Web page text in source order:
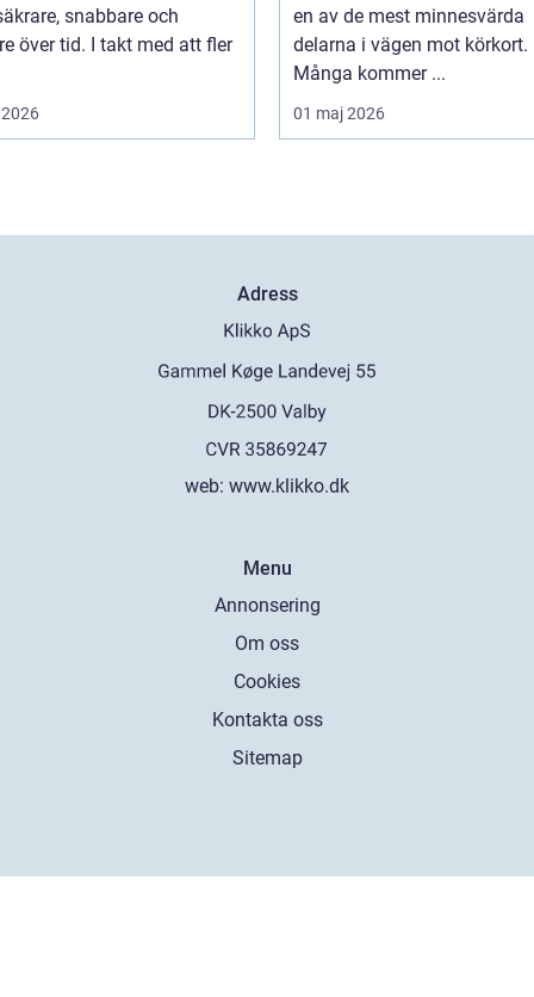
snabbare och
över tid. I takt med att fler
en av de mest minnesvärda
delarna i vägen mot körkort.
Många kommer ...
01 maj 2026
Adress
web: www.klikko.dk
Menu
Annonsering
Om oss
Cookies
Kontakta oss
Sitemap